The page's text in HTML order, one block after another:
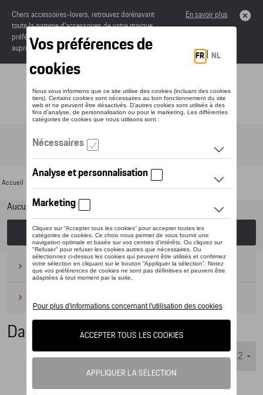
Chers accessoires-lovers, retrouvez dorénavant
toute la gamme d’accessoires de votre marque
préférée sous forme de catalogue à commander
auprès de votre concessionaire.
En savoir plus
Toggle navigation
Accueil Lunettes de soleil
Aucun modèle sélectionné (Tout afficher)
Choisissez un modèle
Camping(2)
Dames
Nombre d'éléments affichés :